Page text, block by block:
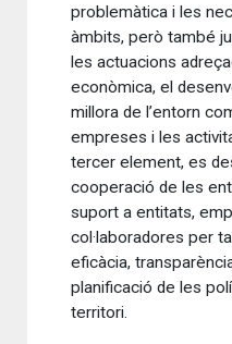
problemàtica i les
àmbits, però també
les actuacions
econòmica, el
millora de l’entorn
empreses i les
tercer element, es
cooperació de les
suport a entitats,
col·laboradores per
eficàcia,
planificació de les
territori.